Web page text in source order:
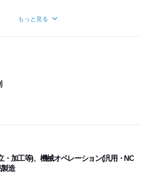
月あたり165時間
もっと見る
・加工等)、機械オペレーション(汎用・NC
造